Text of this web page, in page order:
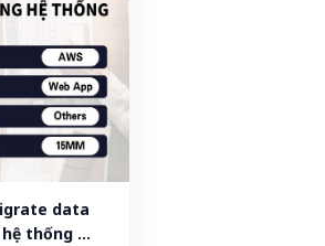
data
thống